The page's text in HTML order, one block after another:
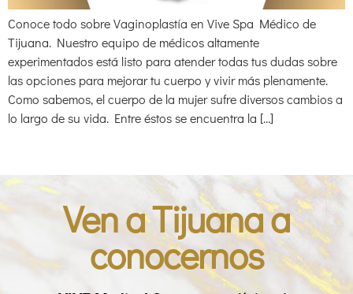
Conoce todo sobre Vaginoplastía en Vive Spa Médico de
Tijuana. Nuestro equipo de médicos altamente
experimentados está listo para atender todas tus dudas sobre
las opciones para mejorar tu cuerpo y vivir más plenamente.
Como sabemos, el cuerpo de la mujer sufre diversos cambios a
lo largo de su vida. Entre éstos se encuentra la […]
Ven a Tijuana a
conocernos